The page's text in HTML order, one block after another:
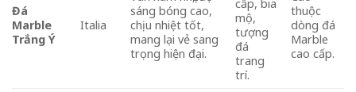
Đá
Marble
Trắng Ý
Italia
sáng bóng cao,
chịu nhiệt tốt,
mang lại vẻ sang
trọng hiện đại.
cấp, bia
mộ,
tượng
đá
trang
trí.
thuộc
dòng đá
Marble
cao cấp.